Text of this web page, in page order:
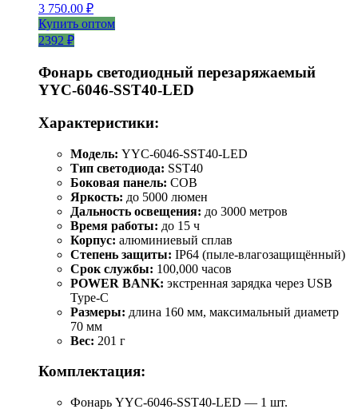
3 750.00 ₽
Купить оптом
2392 ₽
Фонарь светодиодный перезаряжаемый
YYC-6046-SST40-LED
Характеристики:
Модель: YYC-6046-SST40-LED
Тип светодиода: SST40
Боковая панель: COB
Яркость: до 5000 люмен
Дальность освещения: до 3000 метров
Время работы: до 15 ч
Корпус: алюминиевый сплав
Степень защиты: IP64 (пыле-влагозащищённый)
Срок службы: 100,000 часов
POWER BANK: экстренная зарядка через USB
Type-C
Размеры: длина 160 мм, максимальный диаметр
70 мм
Вес: 201 г
Комплектация:
Фонарь YYC-6046-SST40-LED — 1 шт.